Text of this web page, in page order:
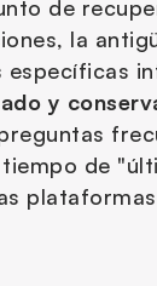
de
la
y
de